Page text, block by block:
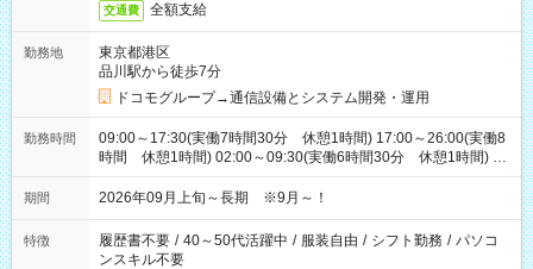
交通費 全額支給
勤務地
東京都港区
品川駅から徒歩7分
ドコモグループ→通信設備とシステム開発・運用
勤務時間
09:00～17:30(実働7時間30分 休憩1時間) 17:00～26:00(実働8
時間 休憩1時間) 02:00～09:30(実働6時間30分 休憩1時間) ※
日勤は就業時間1/夜勤は就業時間2.3を連続で行って頂きます
期間 2026年09月上旬～長期 ※9月～！
特徴 履歴書不要 / 40～50代活躍中 / 服装自由 / シフト勤務 / パソコ
ンスキル不要